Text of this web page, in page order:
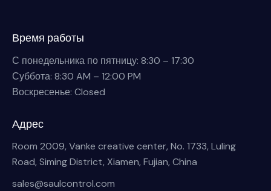
Время работы
С понедельника по пятницу: 8:30 – 17:30
Суббота: 8:30 AM – 12:00 PM
Воскресенье: Closed
Адрес
Room 2009, Vanke creative center, No. 1733, Luling
Road, Siming District, Xiamen, Fujian, China
sales@saulcontrol.com